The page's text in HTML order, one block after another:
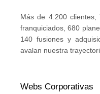
Más de 4.200 clientes,
franquiciados, 680
140 fusiones y
avalan nuestra
Webs Corporativas